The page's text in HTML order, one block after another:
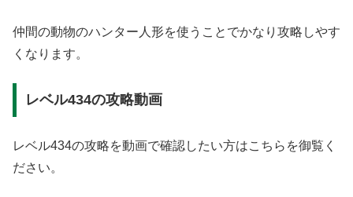
仲間の動物のハンター人形を使うことでかなり攻略しやす
くなります。
レベル434の攻略動画
レベル434の攻略を動画で確認したい方はこちらを御覧く
ださい。